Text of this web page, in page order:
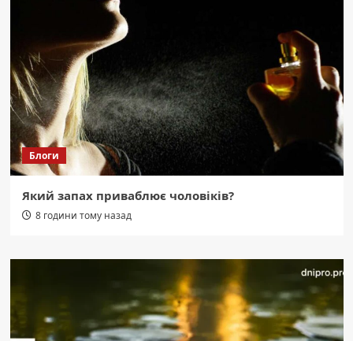
Блоги
Який запах приваблює чоловіків?
8 години тому назад